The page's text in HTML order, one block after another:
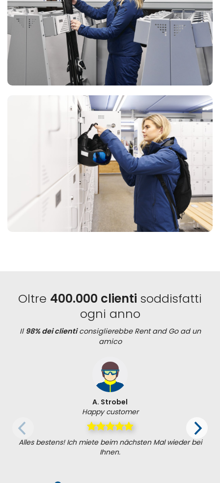
Oltre 400.000 clienti soddisfatti
ogni anno
Il 98% dei clienticonsiglierebbe Rent and Go ad un
amico
A. Strobel
Happy customer
Alles bestens! Ich miete beim nächsten Mal wieder bei
Ihnen.